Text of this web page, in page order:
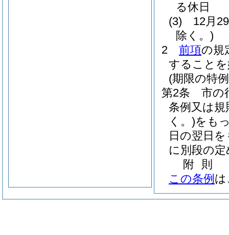
る休日
(3)
12月
除く。)
2
前項の規
すること
(期限の特
第2条
市の
条例又は
く。)をも
日の翌日
に別段の
附 則
この条例 は